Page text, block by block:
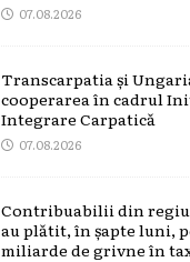
07.08.2026
Transcarpatia și
cooperarea în cadrul
Integrare Carpatică
07.08.2026
Contribuabilii din
au plătit, în șapte luni,
miliarde de grivne în